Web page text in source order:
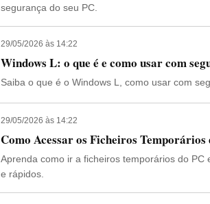
segurança do seu PC.
29/05/2026 às 14:22
Windows L: o que é e como usar com
Saiba o que é o Windows L, como usar com
29/05/2026 às 14:22
Aprenda como ir a ficheiros temporários do
e rápidos.